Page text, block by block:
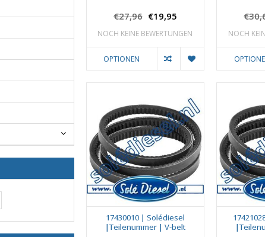
€27,96 €19,95
NOCH KEINE BEWERTUNGEN
OPTIONEN
NOCH
17430010 | Solédiesel
|Teilenummer | V-belt